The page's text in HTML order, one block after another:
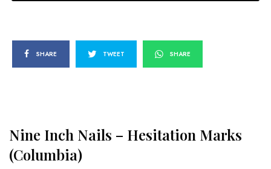
SHARE TWEET SHARE
Nine Inch Nails – Hesitation Marks
(Columbia)